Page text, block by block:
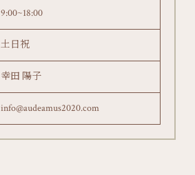
9:00~18:00
土日祝
幸田 陽子
info@audeamus2020.com